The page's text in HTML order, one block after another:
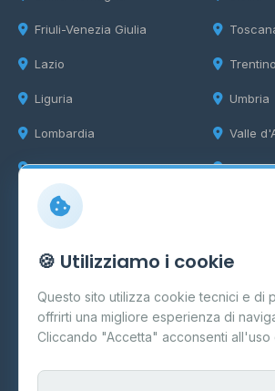
Friuli-Venezia Giulia
Lazio
Liguria
Lombardia
Marche
Umbria
Valle
Veneto
Info
Cos'è il GPL
FAQ
Contatti
🍪 Utilizziamo i cookie
Questo sito utilizza cookie tecnici e di
offrirti una migliore esperienza di
Cliccando "Accetta" acconsenti all'uso